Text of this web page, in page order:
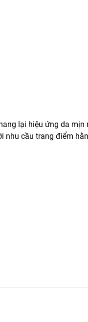
lại hiệu ứng da mịn
nhu cầu trang điểm